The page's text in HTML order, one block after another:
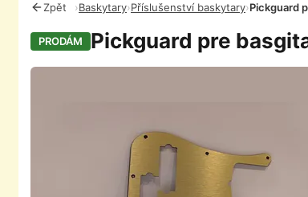
Zpět ›Baskytary›Příslušenství baskytary›Pickguard
PRODÁM Pickguard pre
Fotografie